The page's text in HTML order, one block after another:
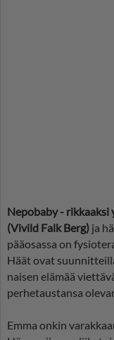
Nepobaby - rikkaaksi
(Vivild Falk Berg) ja
pääosassa on
Häät ovat
naisen elämää
perhetaustansa
Emma onkin